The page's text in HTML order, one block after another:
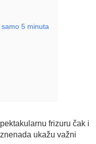
5 minuta
frizuru čak i
ukažu važni